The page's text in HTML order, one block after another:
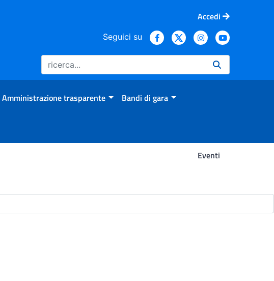
Accedi
Seguici su
Amministrazione trasparente Bandi di gara
Eventi